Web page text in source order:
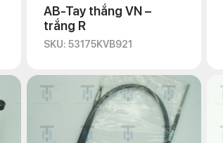
AB-Tay thắng VN –
trắng R
SKU: 53175KVB921